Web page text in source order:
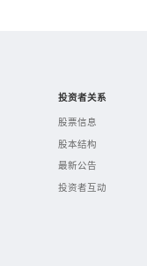
投资者关系
股票信息
股本结构
最新公告
投资者互动